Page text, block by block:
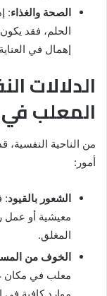
الصحة والغذاء:
الحلم، فقد
إهمال في
الدلالات
المعلب في
من الناحية
أمور:
الشعور بالقيود:
معيشية أو عمل
المغلق.
الخوف من
معلب في مكان